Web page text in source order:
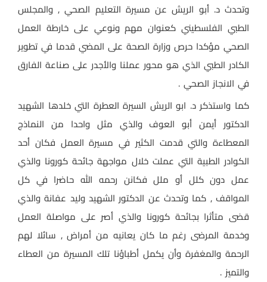
وتحدث د. أبو الريش عن مسيرة التعليم الصحي , والمجلس
الطبي الفلسطيني كعنوان مهم ونوعي على خارطة العمل
الصحي مؤكدا حرص وزارة الصحة على المضي قدما في تطوير
الكادر الطبي الذي هو محور عملنا والأجدر على صناعة الفارق
في الانجاز الصحي .
كما واستذكر د. ابو الريش السيرة العطرة التي خلدها الشهيد
الدكتور أيمن أبو العوف والذي مثل واحدا من النماذج
المعطاءة والتي قدمت الكثير في مسيرة العمل فكان أحد
الكوادر الطبية التي عملت خلال مواجهة جائحة كورونا والذي
عمل دون كلل أو ملل فكانن رحمه الله حاضرا في كل
المواقف , كما وتحدث عن الدكتور الشهيد وليد عفانة والذي
قضى متأثرا بجائحة كورونا والذي أصر على مواصلة العمل
وخدمة المرضى رغم ما كان يعانيه من أمراض , سائلا لهم
الرحمة والمغفرة وأن يكمل أطباؤنا تلك المسيرة من العطاء
والتميز .